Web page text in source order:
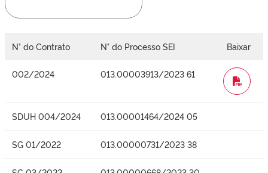
N° do Contrato N° do Processo SEI Baixar
002/2024 013.00003913/2023 61
WORD
SDUH 004/2024 013.00001464/2024 05
SG 01/2022 013.00000731/2023 38